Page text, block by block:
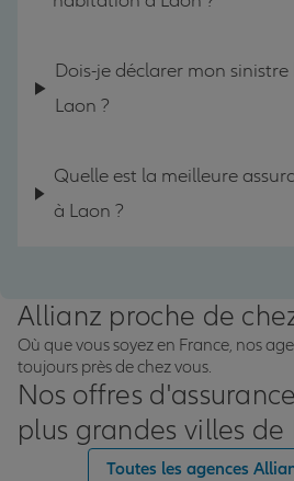
Dois-je déclarer mon
Laon ?
Quelle est la meilleure
à Laon ?
Allianz proche de
Où que vous soyez en France, nos
toujours près de chez vous.
Nos offres
plus grandes villes de
Toutes les agences